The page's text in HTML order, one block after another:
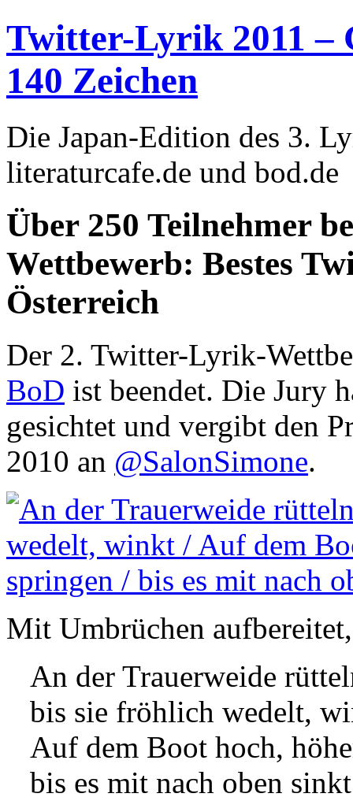
Twitter-Lyrik 2011 –
140 Zeichen
Die Japan-Edition des 3.
literaturcafe.de und bod.de
Über 250 Teilnehmer
Wettbewerb: Bestes
Österreich
Der 2. Twitter-Lyrik-
BoD ist beendet. Die Jury
gesichtet und vergibt den
2010 an @SalonSimone.
Mit Umbrüchen
An der Trauerweide
bis sie fröhlich wedelt,
Auf dem Boot hoch,
bis es mit nach oben sinkt